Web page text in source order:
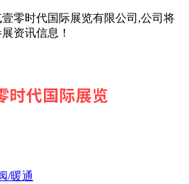
零时代国际展览有限公司,公司将
资讯信息！
/暖通